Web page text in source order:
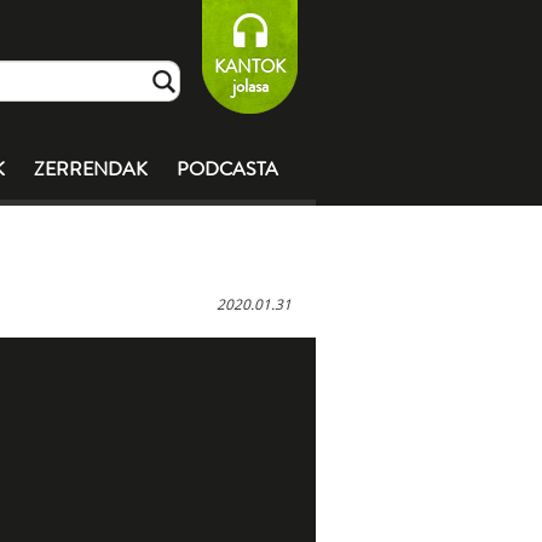
KANTOK
jolasa
ZERRENDAK PODCASTA
2020.01.31